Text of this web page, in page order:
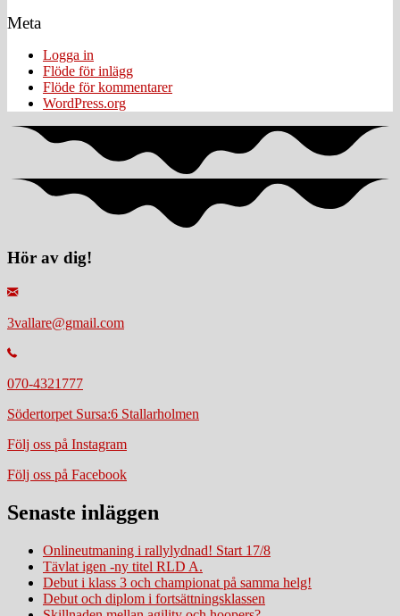
Meta
Logga in
Flöde för inlägg
Flöde för kommentarer
WordPress.org
Hör av dig!
3vallare@gmail.com
070-4321777
Södertorpet Sursa:6 Stallarholmen
Följ oss på Instagram
Följ oss på Facebook
Senaste inläggen
Onlineutmaning i rallylydnad! Start 17/8
Tävlat igen -ny titel RLD A.
Debut i klass 3 och championat på samma helg!
Debut och diplom i fortsättningsklassen